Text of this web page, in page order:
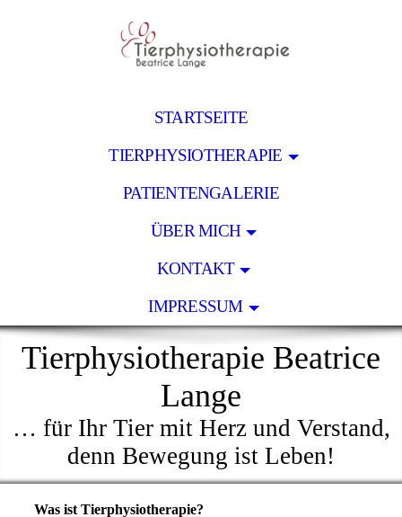
STARTSEITE
TIERPHYSIOTHERAPIE
PATIENTENGALERIE
ÜBER MICH
KONTAKT
IMPRESSUM
Tierphysiotherapie Beatrice
Lange
… für Ihr Tier mit Herz und Verstand,
denn Bewegung ist Leben!
Was ist Tierphysiotherapie?